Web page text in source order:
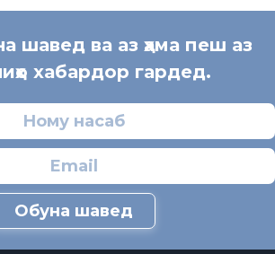
шавед ва аз ҳама пеш аз
хабардор гардед.
Обуна шавед